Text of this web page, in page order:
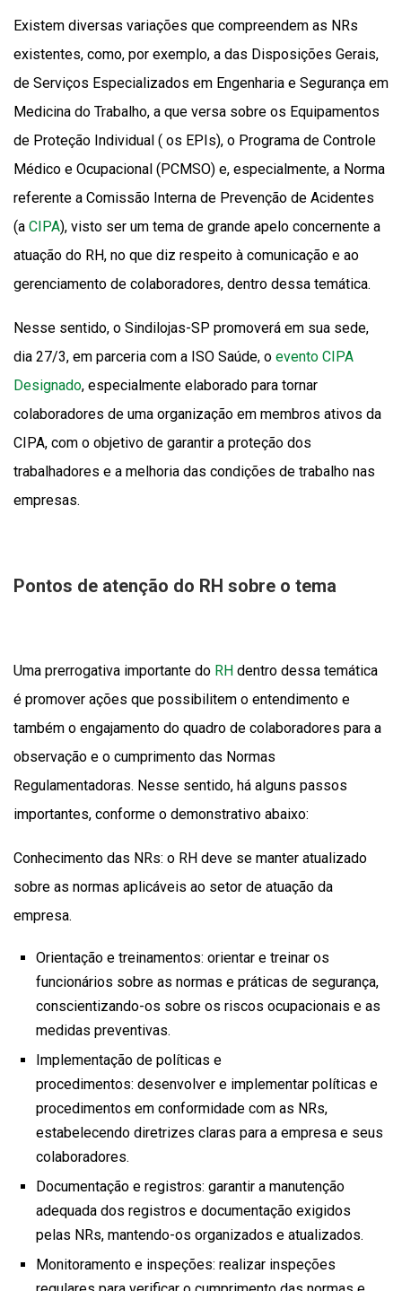
Existem diversas variações que compreendem as NRs
existentes, como, por exemplo, a das Disposições Gerais,
de Serviços Especializados em Engenharia e Segurança em
Medicina do Trabalho, a que versa sobre os Equipamentos
de Proteção Individual ( os EPIs), o Programa de Controle
Médico e Ocupacional (PCMSO) e, especialmente, a Norma
referente a Comissão Interna de Prevenção de Acidentes
(a CIPA), visto ser um tema de grande apelo concernente a
atuação do RH, no que diz respeito à comunicação e ao
gerenciamento de colaboradores, dentro dessa temática.
Nesse sentido, o Sindilojas-SP promoverá em sua sede,
dia 27/3, em parceria com a ISO Saúde, o evento CIPA
Designado, especialmente elaborado para tornar
colaboradores de uma organização em membros ativos da
CIPA, com o objetivo de garantir a proteção dos
trabalhadores e a melhoria das condições de trabalho nas
empresas.
Pontos de atenção do RH sobre o tema
Uma prerrogativa importante do RH dentro dessa temática
é promover ações que possibilitem o entendimento e
também o engajamento do quadro de colaboradores para a
observação e o cumprimento das Normas
Regulamentadoras. Nesse sentido, há alguns passos
importantes, conforme o demonstrativo abaixo:
Conhecimento das NRs: o RH deve se manter atualizado
sobre as normas aplicáveis ao setor de atuação da
empresa.
Orientação e treinamentos: orientar e treinar os
funcionários sobre as normas e práticas de segurança,
conscientizando-os sobre os riscos ocupacionais e as
medidas preventivas.
Implementação de políticas e
procedimentos: desenvolver e implementar políticas e
procedimentos em conformidade com as NRs,
estabelecendo diretrizes claras para a empresa e seus
colaboradores.
Documentação e registros: garantir a manutenção
adequada dos registros e documentação exigidos
pelas NRs, mantendo-os organizados e atualizados.
Monitoramento e inspeções: realizar inspeções